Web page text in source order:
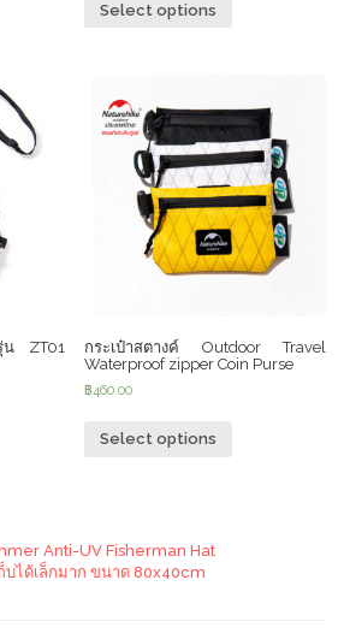
Select options
น ZT01
กระเป๋าสตางค์ Outdoor Travel
Waterproof zipper Coin Purse
฿460.00
Select options
Anti-UV Fisherman Hat
บได้เล็กมาก ขนาด 80x40cm